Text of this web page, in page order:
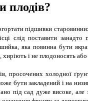
плодів?
підшивки
слід поставити
яка повинна бути
хиріють і не плодоносять
просочених холодної
закладений і на
під сад дуже високе,